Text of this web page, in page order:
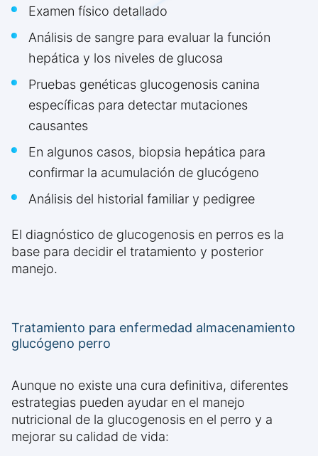
Examen físico detallado
Análisis de sangre para evaluar la función
hepática y los niveles de glucosa
Pruebas genéticas glucogenosis canina
específicas para detectar mutaciones
causantes
En algunos casos, biopsia hepática para
confirmar la acumulación de glucógeno
Análisis del historial familiar y pedigree
El diagnóstico de glucogenosis en perros es la
base para decidir el tratamiento y posterior
manejo.
Tratamiento para enfermedad almacenamiento
glucógeno perro
Aunque no existe una cura definitiva, diferentes
estrategias pueden ayudar en el manejo
nutricional de la glucogenosis en el perro y a
mejorar su calidad de vida: